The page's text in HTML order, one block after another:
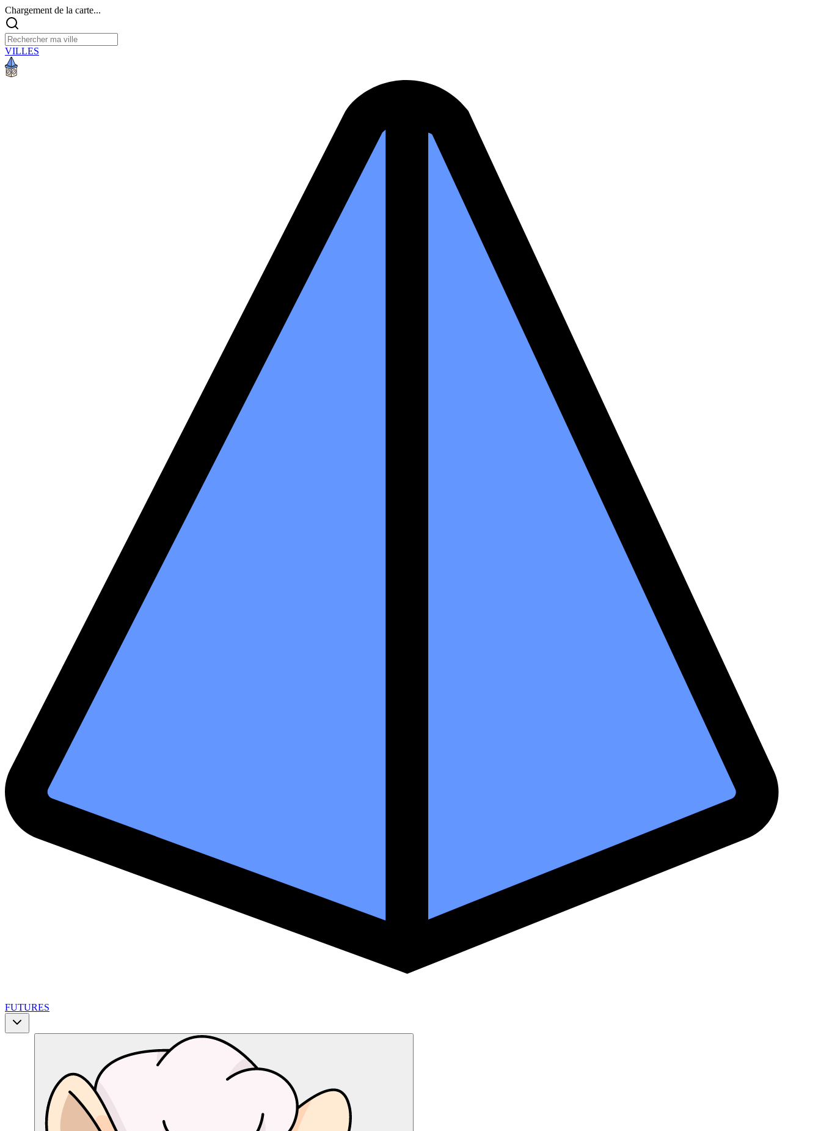
Chargement de la carte...
VILLES
FUTURES